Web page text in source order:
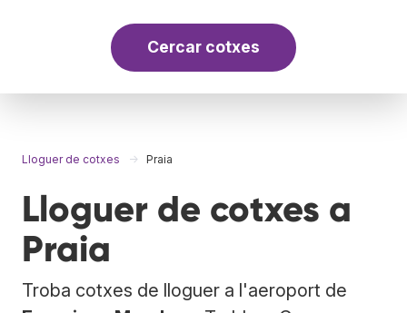
Cercar cotxes
Lloguer de cotxes Praia
Lloguer de cotxes a
Praia
Troba cotxes de lloguer a l'aeroport de